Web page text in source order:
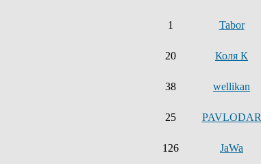
1 Tabor
20 Коля К
38 wellikan
25 PAVLODAR
126 JaWa